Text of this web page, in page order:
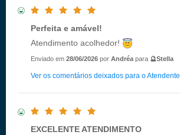
Perfeita e amável!
Atendimento acolhedor!
Enviado em 28/06/2026 por Andréapara 🔮Stella
Ver os comentários deixados para o Atendente
EXCELENTE ATENDIMENTO